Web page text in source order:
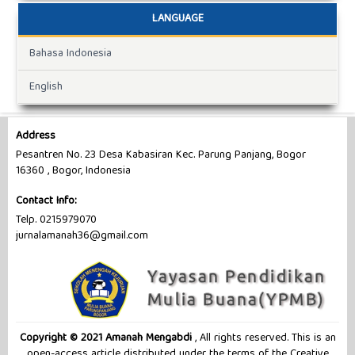
LANGUAGE
Bahasa Indonesia
English
Address
Pesantren No. 23 Desa Kabasiran Kec. Parung Panjang, Bogor
16360 , Bogor, Indonesia
Contact Info:
Telp. 0215979070
jurnalamanah36@gmail.com
Copyright © 2021 Amanah Mengabdi, All rights reserved. This is an